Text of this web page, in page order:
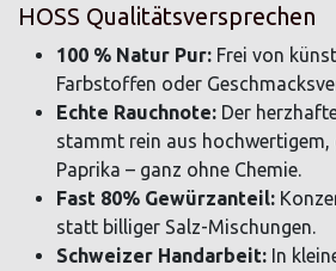
HOSS Qualitätsversprechen
100 % Natur Pur: Frei von
Farbstoffen oder
Echte Rauchnote: Der
stammt rein aus hochwertigem,
Paprika – ganz ohne Chemie.
Fast 80% Gewürzanteil:
statt billiger Salz-Mischungen.
Schweizer Handarbeit: In